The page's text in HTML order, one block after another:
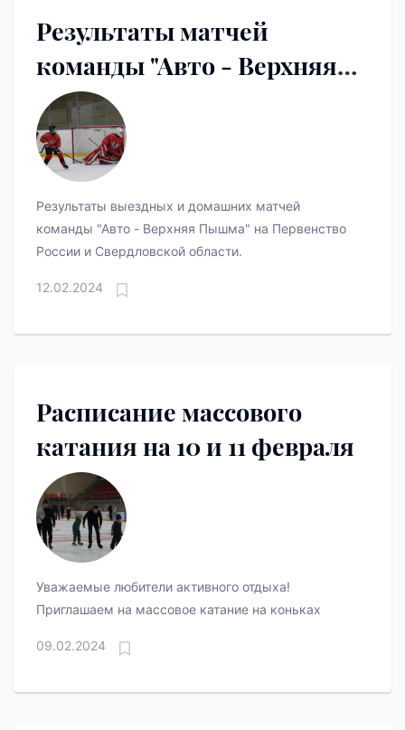
Результаты матчей
команды "Авто - Верхняя
Пышма" в прошедшие
выходные
Результаты выездных и домашних матчей
команды "Авто - Верхняя Пышма" на Первенство
России и Свердловской области.
12.02.2024
Расписание массового
катания на 10 и 11 февраля
Уважаемые любители активного отдыха!
Приглашаем на массовое катание на коньках
09.02.2024